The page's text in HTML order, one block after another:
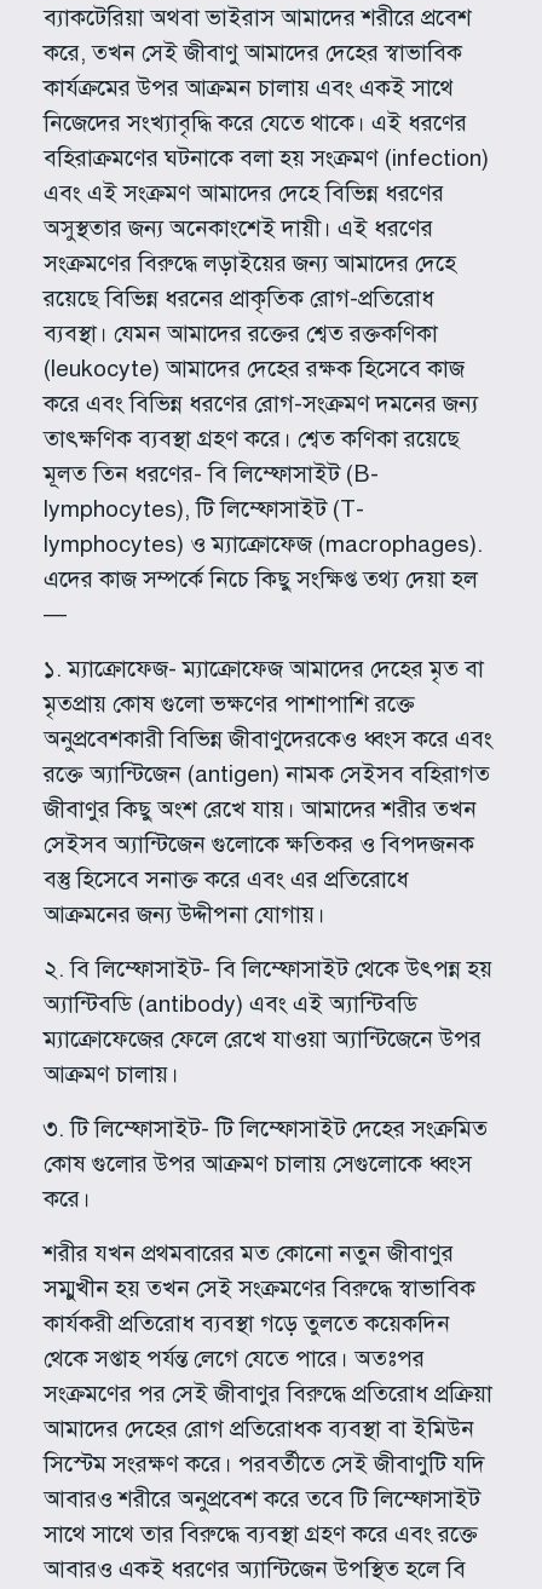
ব্যাকটেরিয়া অথবা ভাইরাস আমাদের শরীরে প্রবেশ
করে, তখন সেই জীবাণু আমাদের দেহের স্বাভাবিক
কার্যক্রমের উপর আক্রমন চালায় এবং একই সাথে
নিজেদের সংখ্যাবৃদ্ধি করে যেতে থাকে। এই ধরণের
বহিরাক্রমণের ঘটনাকে বলা হয় সংক্রমণ (infection)
এবং এই সংক্রমণ আমাদের দেহে বিভিন্ন ধরণের
অসুস্থতার জন্য অনেকাংশেই দায়ী। এই ধরণের
সংক্রমণের বিরুদ্ধে লড়াইয়ের জন্য আমাদের দেহে
রয়েছে বিভিন্ন ধরনের প্রাকৃতিক রোগ-প্রতিরোধ
ব্যবস্থা। যেমন আমাদের রক্তের শ্বেত রক্তকণিকা
(leukocyte) আমাদের দেহের রক্ষক হিসেবে কাজ
করে এবং বিভিন্ন ধরণের রোগ-সংক্রমণ দমনের জন্য
তাৎক্ষণিক ব্যবস্থা গ্রহণ করে। শ্বেত কণিকা রয়েছে
মূলত তিন ধরণের- বি লিম্ফোসাইট (B-
lymphocytes), টি লিম্ফোসাইট (T-
lymphocytes) ও ম্যাক্রোফেজ (macrophages).
এদের কাজ সম্পর্কে নিচে কিছু সংক্ষিপ্ত তথ্য দেয়া হল
—
১. ম্যাক্রোফেজ- ম্যাক্রোফেজ আমাদের দেহের মৃত বা
মৃতপ্রায় কোষ গুলো ভক্ষণের পাশাপাশি রক্তে
অনুপ্রবেশকারী বিভিন্ন জীবাণুদেরকেও ধ্বংস করে এবং
রক্তে অ্যান্টিজেন (antigen) নামক সেইসব বহিরাগত
জীবাণুর কিছু অংশ রেখে যায়। আমাদের শরীর তখন
সেইসব অ্যান্টিজেন গুলোকে ক্ষতিকর ও বিপদজনক
বস্তু হিসেবে সনাক্ত করে এবং এর প্রতিরোধে
আক্রমনের জন্য উদ্দীপনা যোগায়।
২. বি লিম্ফোসাইট- বি লিম্ফোসাইট থেকে উৎপন্ন হয়
অ্যান্টিবডি (antibody) এবং এই অ্যান্টিবডি
ম্যাক্রোফেজের ফেলে রেখে যাওয়া অ্যান্টিজেনে উপর
আক্রমণ চালায়।
৩. টি লিম্ফোসাইট- টি লিম্ফোসাইট দেহের সংক্রমিত
কোষ গুলোর উপর আক্রমণ চালায় সেগুলোকে ধ্বংস
করে।
শরীর যখন প্রথমবারের মত কোনো নতুন জীবাণুর
সম্মুখীন হয় তখন সেই সংক্রমণের বিরুদ্ধে স্বাভাবিক
কার্যকরী প্রতিরোধ ব্যবস্থা গড়ে তুলতে কয়েকদিন
থেকে সপ্তাহ পর্যন্ত লেগে যেতে পারে। অতঃপর
সংক্রমণের পর সেই জীবাণুর বিরুদ্ধে প্রতিরোধ প্রক্রিয়া
আমাদের দেহের রোগ প্রতিরোধক ব্যবস্থা বা ইমিউন
সিস্টেম সংরক্ষণ করে। পরবর্তীতে সেই জীবাণুটি যদি
আবারও শরীরে অনুপ্রবেশ করে তবে টি লিম্ফোসাইট
সাথে সাথে তার বিরুদ্ধে ব্যবস্থা গ্রহণ করে এবং রক্তে
আবারও একই ধরণের অ্যান্টিজেন উপস্থিত হলে বি